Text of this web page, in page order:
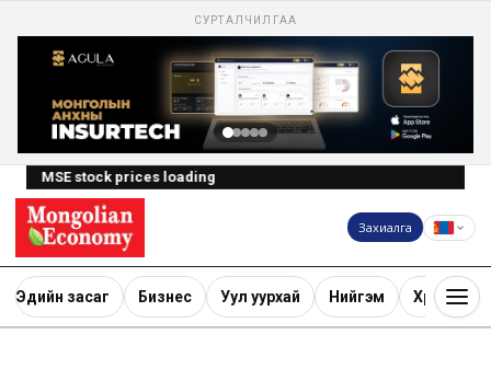
СУРТАЛЧИЛГАА
MSE stock prices loading
Захиалга
Эдийн засаг Бизнес Уул уурхай Нийгэм Хөрөнгө